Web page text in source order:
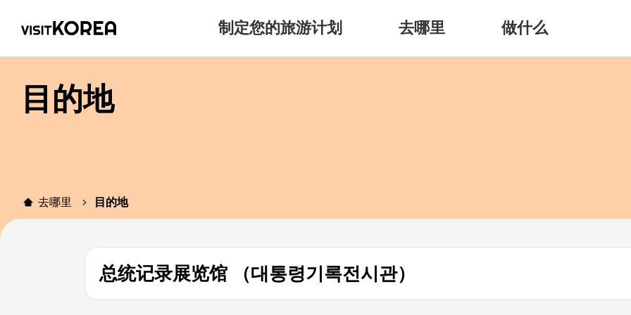
制定您的旅游计划 去哪里 做什么
目的地
去哪里 目的地
总统记录展览馆 （대통령기록전시관）